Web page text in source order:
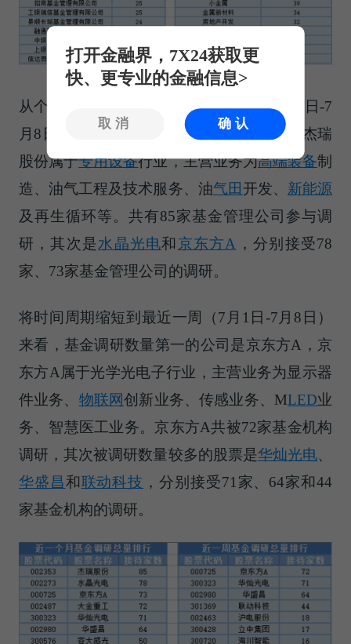
从个股调研情况上来看，最近1个月（6月9日-7
月8日）最受公募基金关注的是杰瑞股份 ，杰瑞
股份属于专用设备行业，主营业务为高端装备制
造、油气工程及技术服务、油气田 开发、 新能源
及再生循环等。共有85家基金管理公司参与调
研，其次是水晶光电和 京东方A ，分别接受78
家、73家基金管理公司的调研。
将时间周期缩短到最近一周（7月1日-7月8日）
来看，基金调研数量第一的公司是京东方A，京
东方A属于光学光电子行业，主营业务为显示器
件业务、 物联网创新业务、传感业务、MLED业
务、智慧医工业务。京东方A共被72家基金机构
调研，其次被调研数量较多的股票是华灿光电、
华盛昌和联动科技 ，分别接受71家、64家和44
家基金机构的调研。
打开金融界，7X24获取更
快、更专业的金融信息>
取消 确认